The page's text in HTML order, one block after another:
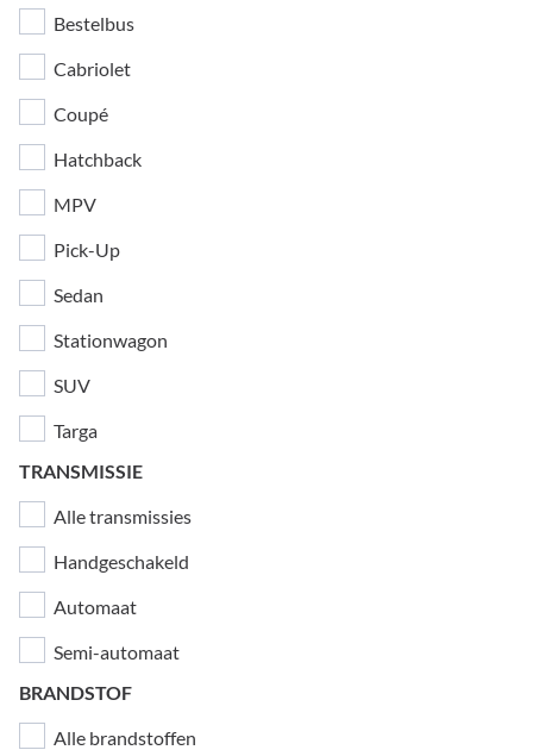
Bestelbus
Cabriolet
Coupé
Hatchback
MPV
Pick-Up
Sedan
Stationwagon
SUV
Targa
TRANSMISSIE
Alle transmissies
Handgeschakeld
Automaat
Semi-automaat
BRANDSTOF
Alle brandstoffen